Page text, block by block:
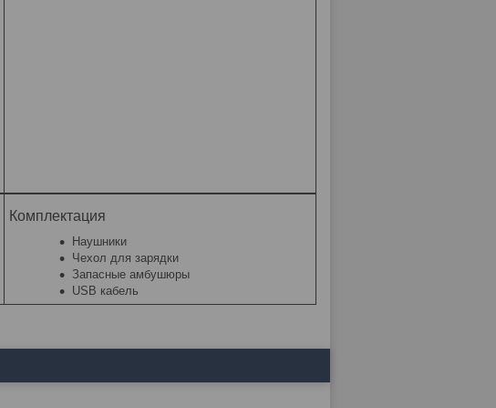
Комплектация
Наушники
Чехол для зарядки
Запасные амбушюры
USB кабель